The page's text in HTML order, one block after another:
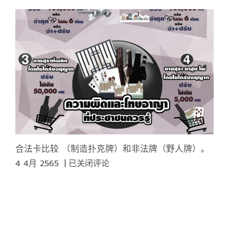
อย่าง
ยั่งยืน”
成
立
82
周
年
消
费
税
部
2021
年
7
月
1
合法卡比较 （制造扑克牌）和非法牌（野人牌）。
4 4月 2565 | 合
已关闭评论